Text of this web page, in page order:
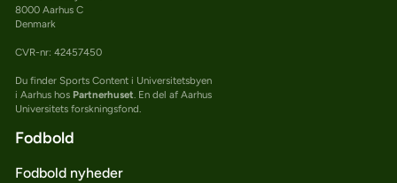
8000 Aarhus C
Denmark
CVR-nr: 42457450
Du finder Sports Content i Universitetsbyen
i Aarhus hos Partnerhuset. En del af Aarhus
Universitets forskningsfond.
Fodbold
Fodbold nyheder